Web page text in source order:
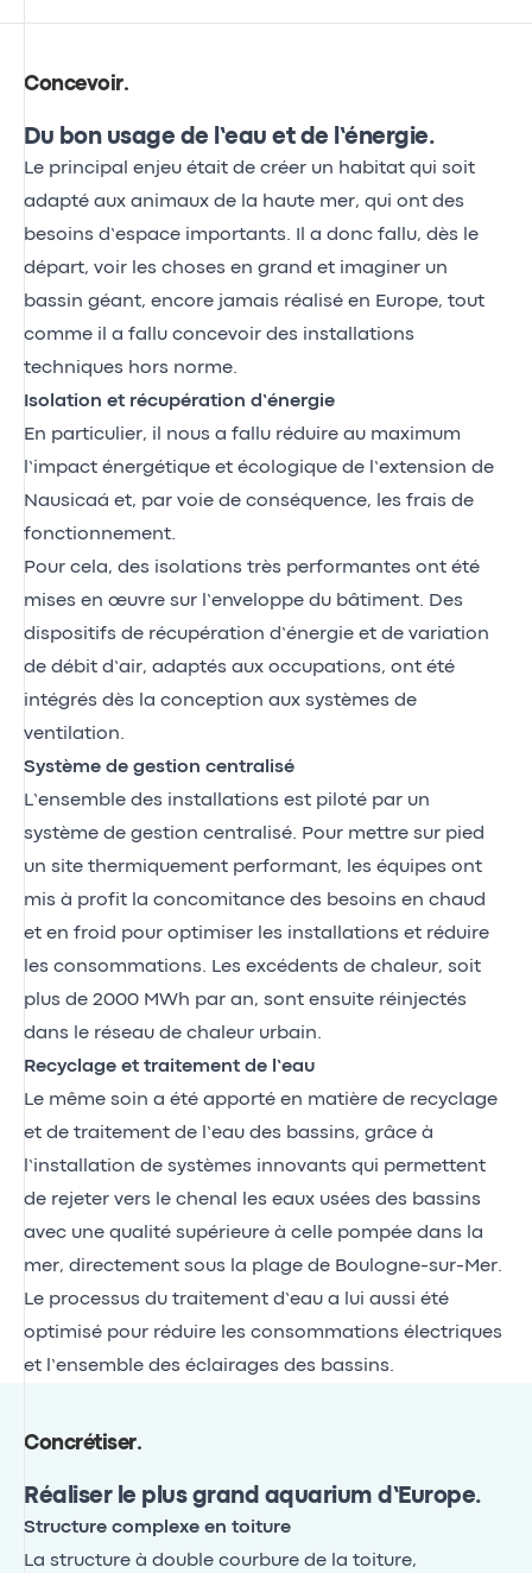
Concevoir.
Du bon usage de l’eau et de l’énergie.
Le principal enjeu était de créer un habitat qui soit
adapté aux animaux de la haute mer, qui ont des
besoins d’espace importants. Il a donc fallu, dès le
départ, voir les choses en grand et imaginer un
bassin géant, encore jamais réalisé en Europe, tout
comme il a fallu concevoir des installations
techniques hors norme.
Isolation et récupération d’énergie
En particulier, il nous a fallu réduire au maximum
l’impact énergétique et écologique de l’extension de
Nausicaá et, par voie de conséquence, les frais de
fonctionnement.
Pour cela, des isolations très performantes ont été
mises en œuvre sur l’enveloppe du bâtiment. Des
dispositifs de récupération d’énergie et de variation
de débit d’air, adaptés aux occupations, ont été
intégrés dès la conception aux systèmes de
ventilation.
Système de gestion centralisé
L’ensemble des installations est piloté par un
système de gestion centralisé. Pour mettre sur pied
un site thermiquement performant, les équipes ont
mis à profit la concomitance des besoins en chaud
et en froid pour optimiser les installations et réduire
les consommations. Les excédents de chaleur, soit
plus de 2000 MWh par an, sont ensuite réinjectés
dans le réseau de chaleur urbain.
Recyclage et traitement de l’eau
Le même soin a été apporté en matière de recyclage
et de traitement de l’eau des bassins, grâce à
l’installation de systèmes innovants qui permettent
de rejeter vers le chenal les eaux usées des bassins
avec une qualité supérieure à celle pompée dans la
mer, directement sous la plage de Boulogne-sur-Mer.
Le processus du traitement d’eau a lui aussi été
optimisé pour réduire les consommations électriques
et l’ensemble des éclairages des bassins.
Concrétiser.
Réaliser le plus grand aquarium d’Europe.
Structure complexe en toiture
La structure à double courbure de la toiture,